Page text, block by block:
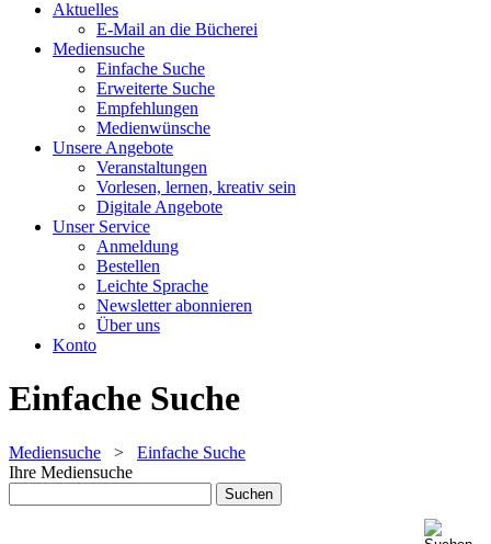
Aktuelles
E-Mail an die Bücherei
Mediensuche
Einfache Suche
Erweiterte Suche
Empfehlungen
Medienwünsche
Unsere Angebote
Veranstaltungen
Vorlesen, lernen, kreativ sein
Digitale Angebote
Unser Service
Anmeldung
Bestellen
Leichte Sprache
Newsletter abonnieren
Über uns
Konto
Einfache Suche
Mediensuche > Einfache Suche
Ihre Mediensuche